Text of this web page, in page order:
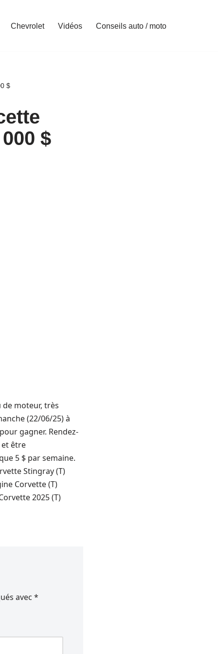
Chevrolet Vidéos Conseils auto / moto
$
$
moteur, très
(22/06/25) à
gagner. Rendez-
être
5 $ par semaine.
Stingray (T)
Corvette (T)
2025 (T)
avec *